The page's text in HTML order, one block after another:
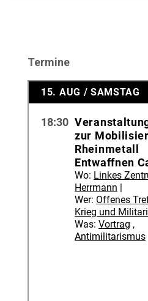
Termine